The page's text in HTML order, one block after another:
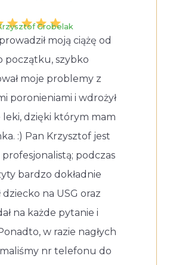
Grobelak
moją ciążę od
początku, szybko
moje problemy z
poronieniami i wdrożył
dzięki którym mam
:) Pan Krzysztof jest
podczas
bardzo dokładnie
dziecko na USG oraz
na każde pytanie i
w razie nagłych
nr telefonu do